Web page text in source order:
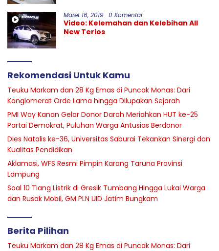
Maret 16, 2019 0 Komentar
Video: Kelemahan dan Kelebihan All
New Terios
Rekomendasi Untuk Kamu
Teuku Markam dan 28 Kg Emas di Puncak Monas: Dari
Konglomerat Orde Lama hingga Dilupakan Sejarah
PMI Way Kanan Gelar Donor Darah Meriahkan HUT ke-25
Partai Demokrat, Puluhan Warga Antusias Berdonor
Dies Natalis ke-36, Universitas Saburai Tekankan Sinergi dan
Kualitas Pendidikan
Aklamasi, WFS Resmi Pimpin Karang Taruna Provinsi
Lampung
Soal 10 Tiang Listrik di Gresik Tumbang Hingga Lukai Warga
dan Rusak Mobil, GM PLN UID Jatim Bungkam
Berita Pilihan
Teuku Markam dan 28 Kg Emas di Puncak Monas: Dari